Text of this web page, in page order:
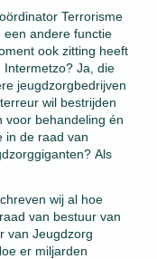
Terrorisme
een andere functie
ook zitting heeft
Intermetzo? Ja, die
jeugdzorgbedrijven
wil bestrijden
voor behandeling én
in de raad van
Als
wij al hoe
van bestuur van
van Jeugdzorg
er miljarden